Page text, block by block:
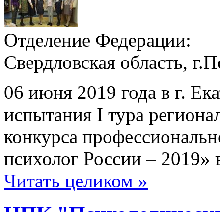
Отделение Федерации:
Свердловская область,
06 июня 2019 года в г.
испытания I тура
конкурса
психолог России – 2019»
Читать целиком »